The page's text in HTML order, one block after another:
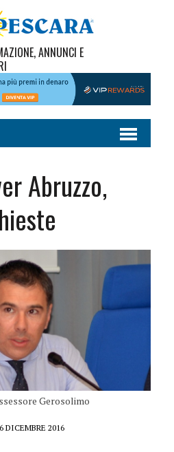
ANNUNCI E
Abruzzo,
Gerosolimo
6 DICEMBRE 2016